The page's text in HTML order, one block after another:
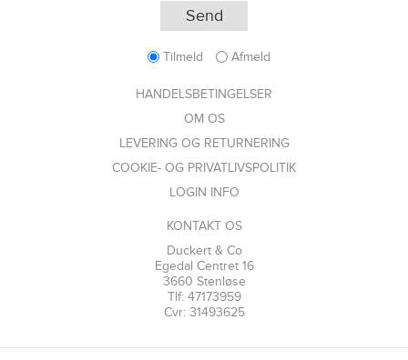
Tilmeld Afmeld
HANDELSBETINGELSER
OM OS
LEVERING OG RETURNERING
COOKIE- OG PRIVATLIVSPOLITIK
LOGIN INFO
KONTAKT OS
Duckert & Co
Egedal Centret 16
3660 Stenløse
Tlf: 47173959
Cvr: 31493625